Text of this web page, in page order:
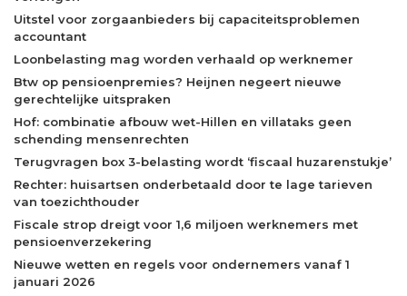
Uitstel voor zorgaanbieders bij capaciteitsproblemen
accountant
Loonbelasting mag worden verhaald op werknemer
Btw op pensioenpremies? Heijnen negeert nieuwe
gerechtelijke uitspraken
Hof: combinatie afbouw wet-Hillen en villataks geen
schending mensenrechten
Terugvragen box 3-belasting wordt ‘fiscaal huzarenstukje’
Rechter: huisartsen onderbetaald door te lage tarieven
van toezichthouder
Fiscale strop dreigt voor 1,6 miljoen werknemers met
pensioenverzekering
Nieuwe wetten en regels voor ondernemers vanaf 1
januari 2026